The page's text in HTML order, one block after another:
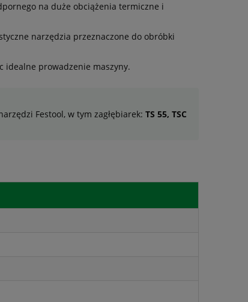
na duże obciążenia termiczne i
narzędzia przeznaczone do obróbki
idealne prowadzenie maszyny.
Festool, w tym zagłębiarek: TS 55, TSC